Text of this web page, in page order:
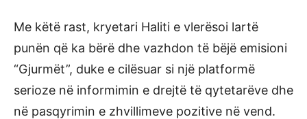
Me këtë rast, kryetari Haliti e vlerësoi lartë
punën që ka bërë dhe vazhdon të bëjë emisioni
“Gjurmët”, duke e cilësuar si një platformë
serioze në informimin e drejtë të qytetarëve dhe
në pasqyrimin e zhvillimeve pozitive në vend.